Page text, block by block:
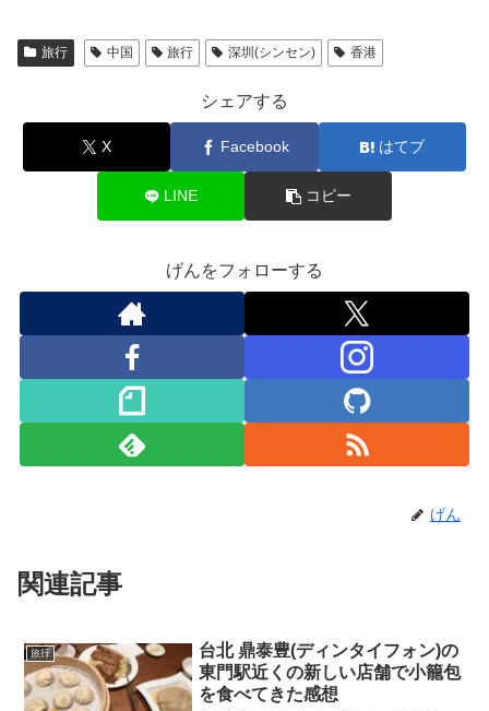
旅行 中国 旅行 深圳(シンセン) 香港
シェアする
X Facebook はてブ
LINE コピー
げんをフォローする
げん
関連記事
旅行
台北 鼎泰豊(ディンタイフォン)の
東門駅近くの新しい店舗で小籠包
を食べてきた感想